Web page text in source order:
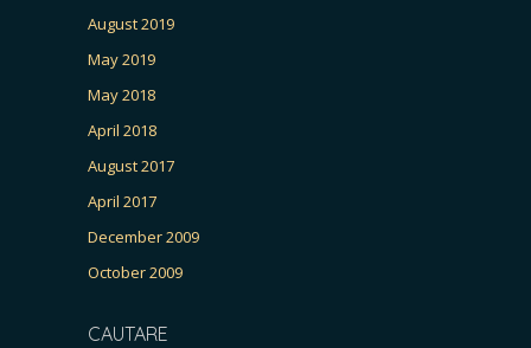
August 2019
May 2019
May 2018
April 2018
August 2017
April 2017
December 2009
October 2009
CAUTARE